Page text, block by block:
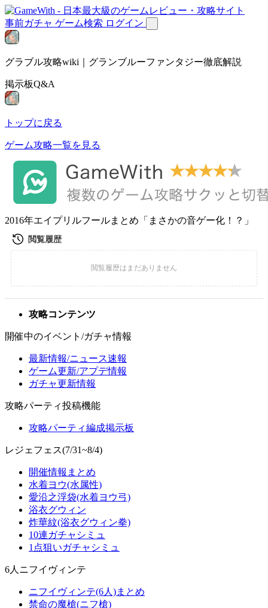
事前ガチャ ゲーム検索 ログイン
グラブル攻略wiki｜グランブルーファンタジー徹底解説
掲示板Q&A
トップに戻る
ゲーム攻略一覧を見る
2016年エイプリルフールまとめ「まさかの音ゲー化！？」
攻略コンテンツ
開催中のイベント/ガチャ情報
最新情報/ニュース速報
ゲーム更新/アプデ情報
ガチャ更新情報
攻略パーティ投稿機能
攻略パーティ編成掲示板
レジェフェス(7/31~8/4)
開催情報まとめ
水着ヨウ(水属性)
愛沿之浮袋(水着ヨウ弓)
浴衣グウィン
炸華紋(浴衣グウィン拳)
10連ガチャシミュ
1点狙いガチャシミュ
6人ニフイヴィンテ
ニフイヴィンテ(6人)まとめ
禁命の魔槍(ニフ槍)